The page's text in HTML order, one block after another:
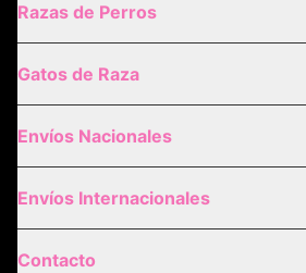
Razas de Perros
Gatos de Raza
Envíos Nacionales
Envíos Internacionales
Contacto